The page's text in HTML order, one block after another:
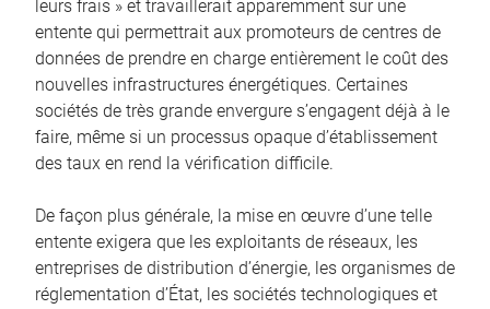
leurs frais » et travaillerait apparemment sur une
entente qui permettrait aux promoteurs de centres de
données de prendre en charge entièrement le coût des
nouvelles infrastructures énergétiques. Certaines
sociétés de très grande envergure s’engagent déjà à le
faire, même si un processus opaque d’établissement
des taux en rend la vérification difficile.
De façon plus générale, la mise en œuvre d’une telle
entente exigera que les exploitants de réseaux, les
entreprises de distribution d’énergie, les organismes de
réglementation d’État, les sociétés technologiques et